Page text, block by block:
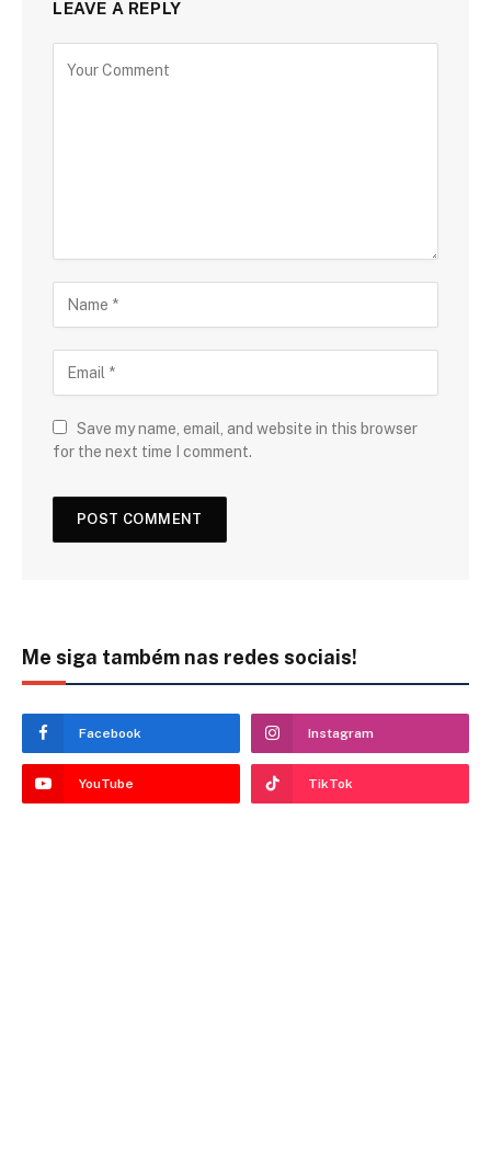
LEAVE A REPLY
Save my name, email, and website in this browser
for the next time I comment.
Me siga também nas redes sociais!
Facebook Instagram
YouTube TikTok